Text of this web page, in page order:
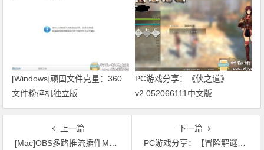
[Windows]顽固文件克星：360
文件粉碎机独立版
PC游戏分享：《侠之道》
v2.052066111中文版
上一篇
[Mac]OBS多路推流插件MAC版
下一篇
PC游戏分享：【冒险解谜】NUTS